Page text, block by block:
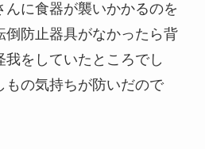
に食器が襲いかかるのを
倒防止器具がなかったら背
をしていたところでし
もの気持ちが防いだので